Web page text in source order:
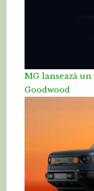
MG lansează
Goodwood